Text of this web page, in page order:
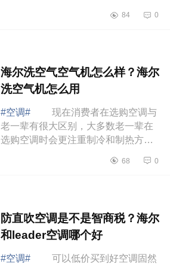
柜机好用吗 华凌柜机哪款性价比
84 0
海尔洗空气空气机怎么样？海尔
洗空气机怎么用
#空调#
现在消费者在选购空调与
老一辈有很大区别，大多数老一辈在
选购空调时会更注重制冷和制热方面
群体则更注重空调的综合素质，比如
68 0
防直吹空调是不是智商税？海尔
和leader空调哪个好
#空调#
可以低价买到好空调固然